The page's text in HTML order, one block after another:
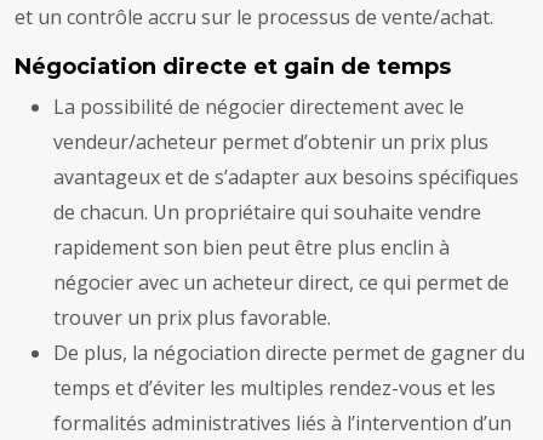
et un contrôle accru sur le processus de vente/achat.
Négociation directe et gain de temps
La possibilité de négocier directement avec le
vendeur/acheteur permet d’obtenir un prix plus
avantageux et de s’adapter aux besoins spécifiques
de chacun. Un propriétaire qui souhaite vendre
rapidement son bien peut être plus enclin à
négocier avec un acheteur direct, ce qui permet de
trouver un prix plus favorable.
De plus, la négociation directe permet de gagner du
temps et d’éviter les multiples rendez-vous et les
formalités administratives liés à l’intervention d’un